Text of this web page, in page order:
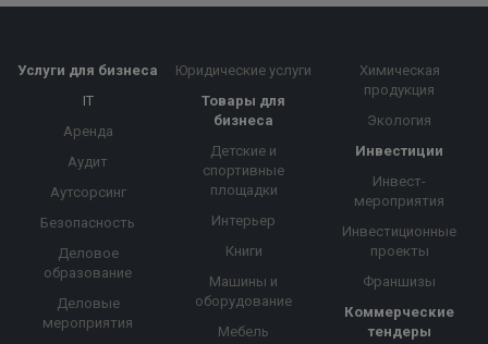
Услуги для бизнеса
IT
Аренда
Аудит
Аутсорсинг
Безопасность
Деловое
образование
Деловые
мероприятия
Юридические услуги
Товары для
бизнеса
Детские и
спортивные
площадки
Интерьер
Книги
Машины и
оборудование
Мебель
Химическая
продукция
Экология
Инвестиции
Инвест-
мероприятия
Инвестиционные
проекты
Франшизы
Коммерческие
тендеры